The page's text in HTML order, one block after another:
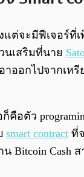
งแต่จะมีฟีเจอร์ที่
นเสริมที่นาย
อาออกไปจากเ
อตัว
smart contract ที่
Bitcoin Cash